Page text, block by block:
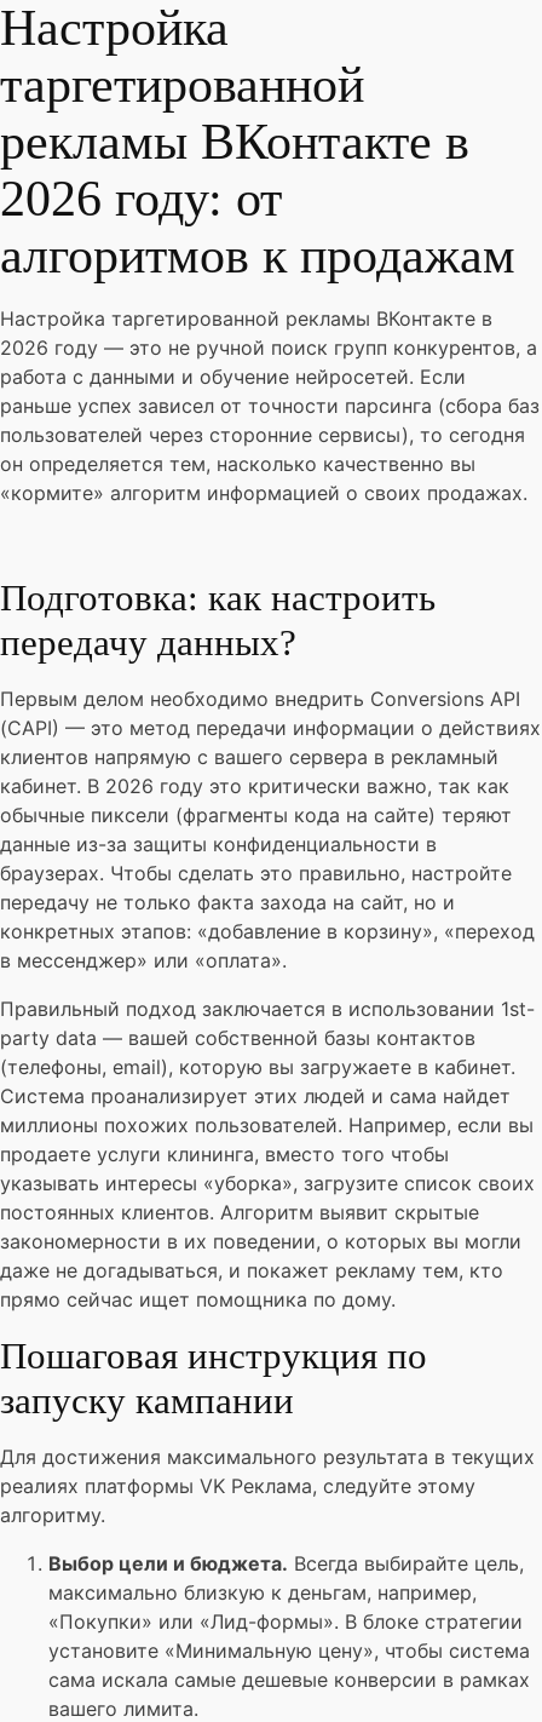
Настройка
таргетированной
рекламы ВКонтакте в
2026 году: от
алгоритмов к продажам
Настройка таргетированной рекламы ВКонтакте в
2026 году — это не ручной поиск групп конкурентов, а
работа с данными и обучение нейросетей. Если
раньше успех зависел от точности парсинга (сбора баз
пользователей через сторонние сервисы), то сегодня
он определяется тем, насколько качественно вы
«кормите» алгоритм информацией о своих продажах.
Подготовка: как настроить
передачу данных?
Первым делом необходимо внедрить Conversions API
(CAPI) — это метод передачи информации о действиях
клиентов напрямую с вашего сервера в рекламный
кабинет. В 2026 году это критически важно, так как
обычные пиксели (фрагменты кода на сайте) теряют
данные из-за защиты конфиденциальности в
браузерах. Чтобы сделать это правильно, настройте
передачу не только факта захода на сайт, но и
конкретных этапов: «добавление в корзину», «переход
в мессенджер» или «оплата».
Правильный подход заключается в использовании 1st-
party data — вашей собственной базы контактов
(телефоны, email), которую вы загружаете в кабинет.
Система проанализирует этих людей и сама найдет
миллионы похожих пользователей. Например, если вы
продаете услуги клининга, вместо того чтобы
указывать интересы «уборка», загрузите список своих
постоянных клиентов. Алгоритм выявит скрытые
закономерности в их поведении, о которых вы могли
даже не догадываться, и покажет рекламу тем, кто
прямо сейчас ищет помощника по дому.
Пошаговая инструкция по
запуску кампании
Для достижения максимального результата в текущих
реалиях платформы VK Реклама, следуйте этому
алгоритму.
Выбор цели и бюджета. Всегда выбирайте цель,
максимально близкую к деньгам, например,
«Покупки» или «Лид-формы». В блоке стратегии
установите «Минимальную цену», чтобы система
сама искала самые дешевые конверсии в рамках
вашего лимита.